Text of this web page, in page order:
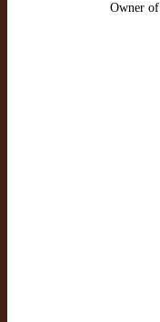
Owner of